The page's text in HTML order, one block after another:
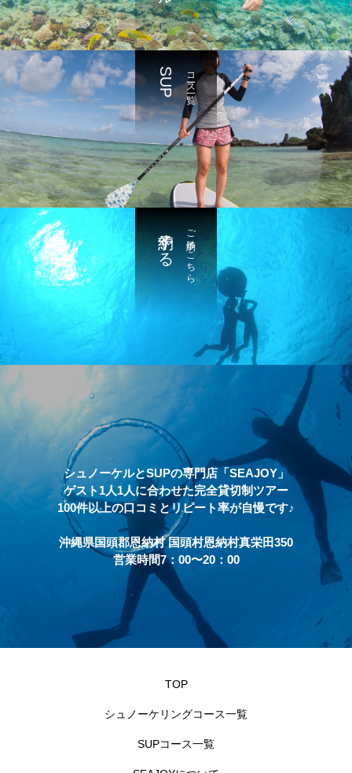
コース一覧
SUP
ご予約はこちら
予約する
シュノーケルとSUPの専門店「SEAJOY」
ゲスト1人1人に合わせた完全貸切制ツアー
100件以上の口コミとリピート率が自慢です♪
沖縄県国頭郡恩納村 国頭村恩納村真栄田350
営業時間7：00〜20：00
TOP
シュノーケリングコース一覧
SUPコース一覧